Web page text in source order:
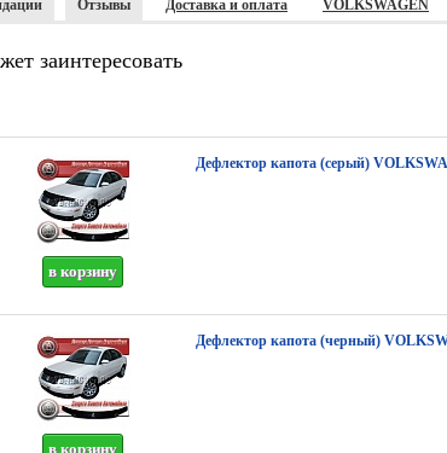
Отзывы Доставка и оплата VOLKSWAGEN
заинтересовать
Дефлектор капота (серый)
Дефлектор капота (черный)